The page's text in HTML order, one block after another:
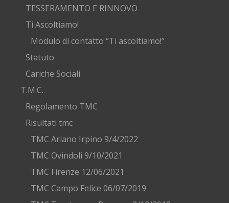
TESSERAMENTO E RINNOVO
Ti Ascoltiamo!
Modulo di contatto “Ti ascoltiamo!”
Statuto
Cariche Sociali
T.M.C.
Regolamento TMC
Risultati tmc
TMC Ariano Irpino 9/4/2022
TMC Ovindoli 9/10/2021
TMC Firenze 12/06/2021
TMC Campo Felice 06/07/2019